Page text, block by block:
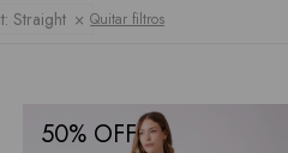
Straight Quitar filtros
50